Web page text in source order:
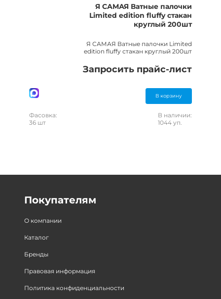
Я САМАЯ Ватные палочки
Limited edition fluffy стакан
круглый 200шт
Я САМАЯ Ватные палочки Limited
edition fluffy стакан круглый 200шт
Запросить прайс-лист
В корзину
Фасовка:
36 шт
В наличии:
1044 уп.
Покупателям
О компании
Каталог
Бренды
Правовая информация
Политика конфиденциальности